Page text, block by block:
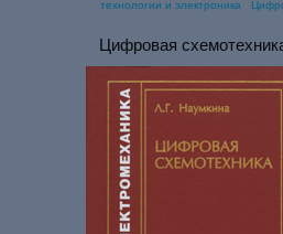
технологии и электроника
Цифровая